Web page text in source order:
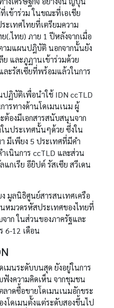
เข้าร่วม ในขณะที่เอเชีย
ะเทศไทยที่เตรียมความ
(.ไทย) ภาย 1 ปีหลังจากเมื่อ
ามแผนปฎิบัติ นอกจากนั้นยัง
ย และภูฏานเข้าร่วมด้วย
ละรัสเซียที่พร้อมแล้วในการ
ฏิบัติเพื่อนำใช้ IDN ccTLD
ารทางด้านโดเมนเนม ผู้
ต้องมีเอกสารสนับสนุนจาก
นประเทศนั้นๆด้วย ซึ่งใน
มีเพียง 5 ประเทศที่มีคำ
เนินการ ccTLD และส่วน
แกเรีย อียิปต์ รัสเซีย สวีเดน
มูลนิธิศูนย์สารสนเทศเครือ
หมวดรหัสประเทศของไทยที่
าก ในส่วนของภาครัฐและ
6-12 เดือน
เมนระดับบนสุด ยังอยู่ในการ
งความคิดเห็น จากชุมชน
าดซื้อขายโดเมนเนมอักขระ
งโดเมนตั้งแต่ระดับสองขึ้นไป